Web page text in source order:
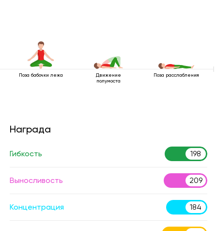
Поза бабочки лежа
Движение
полумоста
Поза расслабления
Награда
Гибкость 198
Выносливость 209
Концентрация 184